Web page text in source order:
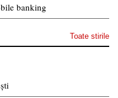
banking
Toate stirile